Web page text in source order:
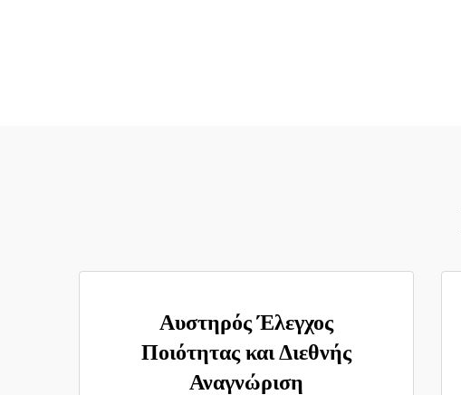
Αυστηρός Έλεγχος
Ποιότητας και Διεθνής
Αναγνώριση